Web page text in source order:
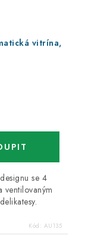
vitrína,
se 4
ventilovaným
Kód: AU135